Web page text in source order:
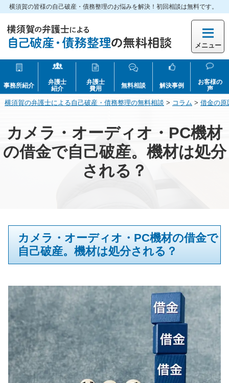
横須賀の皆様の自己破産・債務整理のお悩みを解決！初回相談は無料です。
メニュー
事務所紹介
弁護士
紹介
弁護士
費用
無料相談 解決事例
お客様の
声
横須賀の弁護士による自己破産・債務整理の無料相談 > コラム > 借金の原
カメラ・オーディオ・PC機材
の借金で自己破産。機材は処分
される？
カメラ・オーディオ・PC機材の借金で
自己破産。機材は処分される？